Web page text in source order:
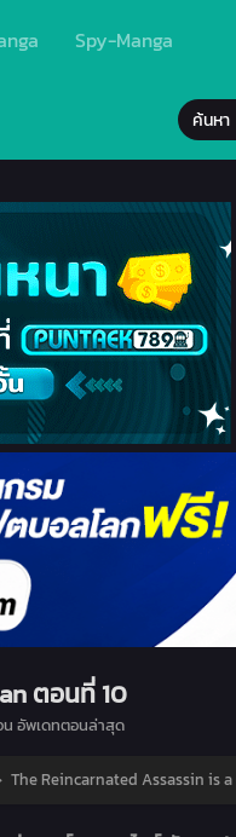
Spy-Manga
ตอนที่ 10
อัพเดทตอนล่าสุด
The Reincarnated Assassin is